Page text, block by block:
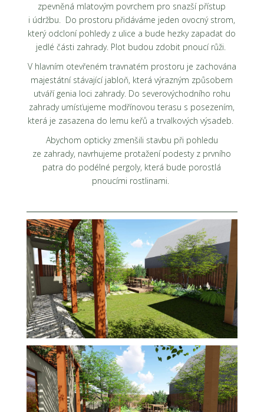
zpevněná mlatovým povrchem pro snazší přístup
i údržbu. Do prostoru přidáváme jeden ovocný strom,
který odcloní pohledy z ulice a bude hezky zapadat do
jedlé části zahrady. Plot budou zdobit pnoucí růži.
V hlavním otevřeném travnatém prostoru je zachována
majestátní stávající jabloň, která výrazným způsobem
utváří genia loci zahrady. Do severovýchodního rohu
zahrady umísťujeme modřínovou terasu s posezením,
která je zasazena do lemu keřů a trvalkových výsadeb.
Abychom opticky zmenšili stavbu při pohledu
ze zahrady, navrhujeme protažení podesty z prvního
patra do podélné pergoly, která bude porostlá
pnoucími rostlinami.